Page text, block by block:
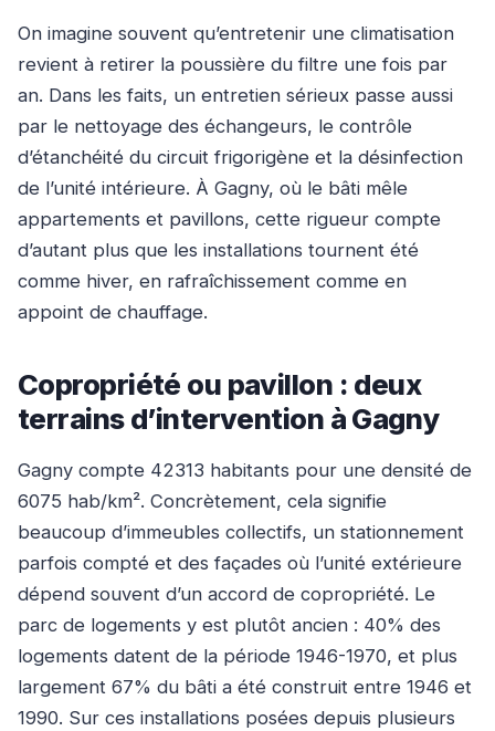
On imagine souvent qu’entretenir une climatisation
revient à retirer la poussière du filtre une fois par
an. Dans les faits, un entretien sérieux passe aussi
par le nettoyage des échangeurs, le contrôle
d’étanchéité du circuit frigorigène et la désinfection
de l’unité intérieure. À Gagny, où le bâti mêle
appartements et pavillons, cette rigueur compte
d’autant plus que les installations tournent été
comme hiver, en rafraîchissement comme en
appoint de chauffage.
Copropriété ou pavillon : deux
terrains d’intervention à Gagny
Gagny compte 42313 habitants pour une densité de
6075 hab/km². Concrètement, cela signifie
beaucoup d’immeubles collectifs, un stationnement
parfois compté et des façades où l’unité extérieure
dépend souvent d’un accord de copropriété. Le
parc de logements y est plutôt ancien : 40% des
logements datent de la période 1946-1970, et plus
largement 67% du bâti a été construit entre 1946 et
1990. Sur ces installations posées depuis plusieurs